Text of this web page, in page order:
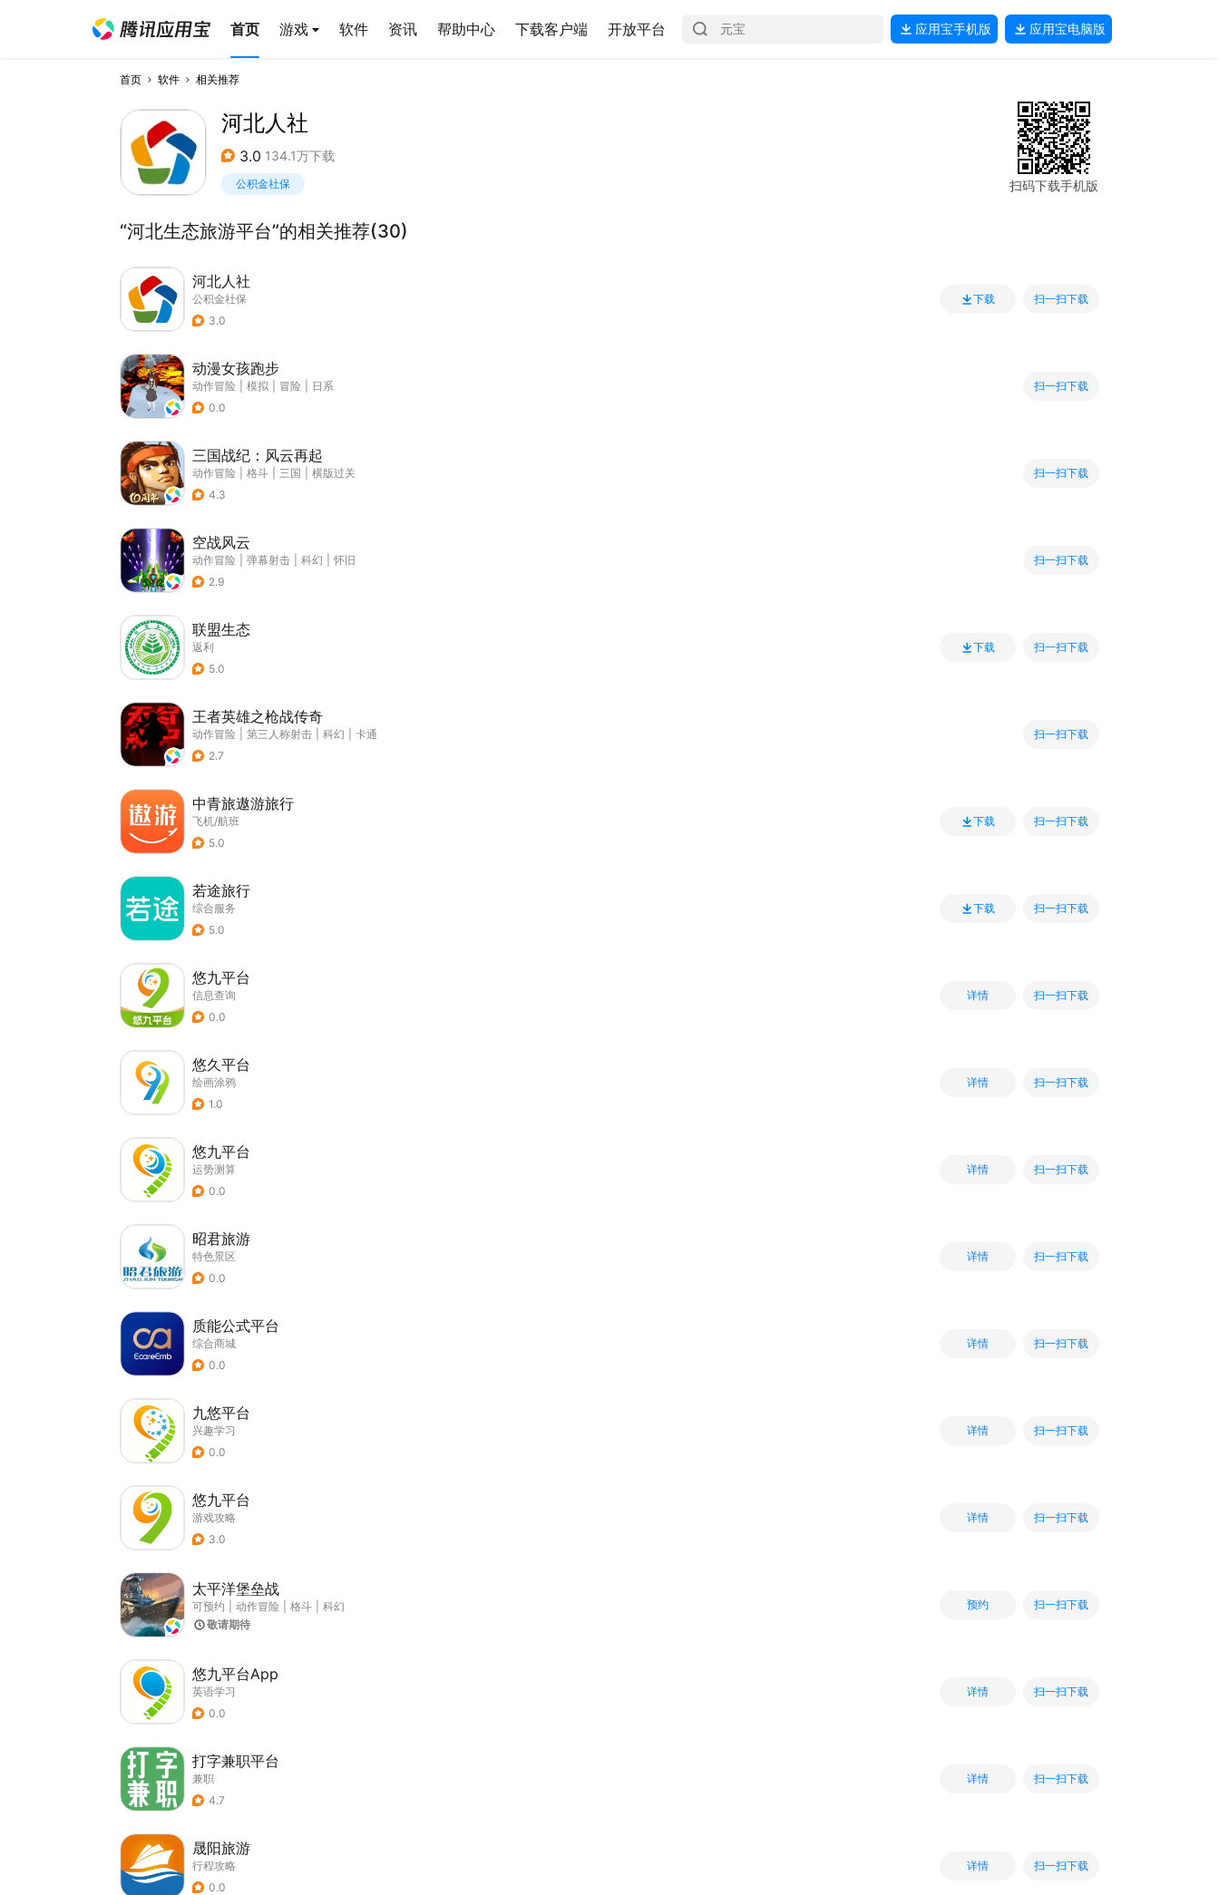
首页 游戏 软件 资讯 帮助中心 下载客户端 开放平台 应用宝手机版 应用宝电脑版
首页 软件 相关推荐
河北人社
3.0 134.1万下载
公积金社保 扫码下载手机版
“河北生态旅游平台”的相关推荐(30)
河北人社
公积金社保
3.0
下载 扫一扫下载
动漫女孩跑步
动作冒险 模拟 冒险
日系
0.0
扫一扫下载
三国战纪：风云再起
动作冒险 格斗 三国
横版过关
4.3
扫一扫下载
空战风云
动作冒险 弹幕射击 科幻
怀旧
2.9
扫一扫下载
联盟生态
返利
5.0
下载 扫一扫下载
王者英雄之枪战传奇
动作冒险 第三人称射击 科幻
卡通
2.7
扫一扫下载
中青旅遨游旅行
飞机/航班
5.0
下载 扫一扫下载
若途旅行
综合服务
5.0
下载 扫一扫下载
悠九平台
信息查询
0.0
详情 扫一扫下载
悠久平台
绘画涂鸦
1.0
详情 扫一扫下载
悠九平台
运势测算
0.0
详情 扫一扫下载
昭君旅游
特色景区
0.0
详情 扫一扫下载
质能公式平台
综合商城
0.0
详情 扫一扫下载
九悠平台
兴趣学习
0.0
详情 扫一扫下载
悠九平台
游戏攻略
3.0
详情 扫一扫下载
太平洋堡垒战
可预约 动作冒险 格斗
科幻
敬请期待
预约 扫一扫下载
悠九平台App
英语学习
0.0
详情 扫一扫下载
打字兼职平台
兼职
4.7
详情 扫一扫下载
晟阳旅游
行程攻略
0.0
详情 扫一扫下载